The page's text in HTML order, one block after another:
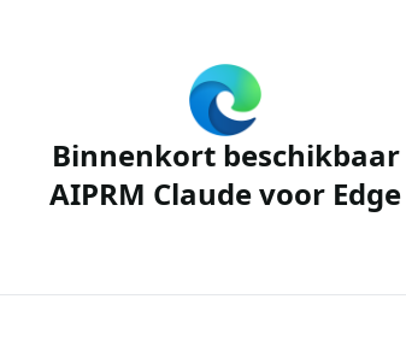
Binnenkort beschikbaar
AIPRM Claude voor Edge